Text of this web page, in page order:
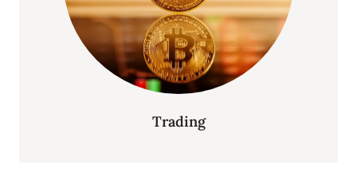
Trading